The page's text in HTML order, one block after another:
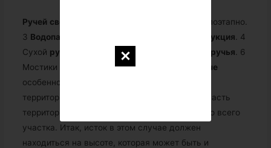
Ручей своими
поэтапно.
3 Водопад инструкция. 4
Сухой ручей руками ручья. 6
Мостики для
Ручей
даче
особенно рекомендуется в том случае, если
территория сада имеет холмистую форму, а часть
территории – существенно ниже относительно всего
участка. Итак, исток в этом случае должен
находиться на высоте, которая может быть и